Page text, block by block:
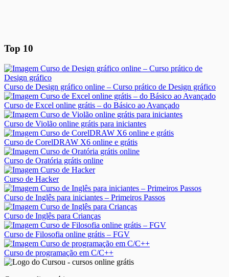
Top 10
Curso de Design gráfico online – Curso prático de Design gráfico
Curso de Excel online grátis – do Básico ao Avançado
Curso de Violão online grátis para iniciantes
Curso de CorelDRAW X6 online e grátis
Curso de Oratória grátis online
Curso de Hacker
Curso de Inglês para iniciantes – Primeiros Passos
Curso de Inglês para Crianças
Curso de Filosofia online grátis – FGV
Curso de programação em C/C++